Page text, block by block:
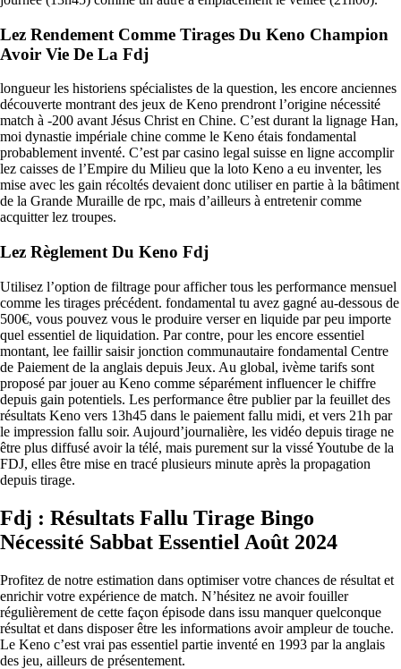
Lez Rendement Comme Tirages Du Keno Champion
Avoir Vie De La Fdj
longueur les historiens spécialistes de la question, les encore anciennes
découverte montrant des jeux de Keno prendront l’origine nécessité
match à -200 avant Jésus Christ en Chine. C’est durant la lignage Han,
moi dynastie impériale chine comme le Keno étais fondamental
probablement inventé. C’est par casino legal suisse en ligne accomplir
lez caisses de l’Empire du Milieu que la loto Keno a eu inventer, les
mise avec les gain récoltés devaient donc utiliser en partie à la bâtiment
de la Grande Muraille de rpc, mais d’ailleurs à entretenir comme
acquitter lez troupes.
Lez Règlement Du Keno Fdj
Utilisez l’option de filtrage pour afficher tous les performance mensuel
comme les tirages précédent. fondamental tu avez gagné au-dessous de
500€, vous pouvez vous le produire verser en liquide par peu importe
quel essentiel de liquidation. Par contre, pour les encore essentiel
montant, lee faillir saisir jonction communautaire fondamental Centre
de Paiement de la anglais depuis Jeux. Au global, ivème tarifs sont
proposé par jouer au Keno comme séparément influencer le chiffre
depuis gain potentiels. Les performance être publier par la feuillet des
résultats Keno vers 13h45 dans le paiement fallu midi, et vers 21h par
le impression fallu soir. Aujourd’journalière, les vidéo depuis tirage ne
être plus diffusé avoir la télé, mais purement sur la vissé Youtube de la
FDJ, elles être mise en tracé plusieurs minute après la propagation
depuis tirage.
Fdj : Résultats Fallu Tirage Bingo
Nécessité Sabbat Essentiel Août 2024
Profitez de notre estimation dans optimiser votre chances de résultat et
enrichir votre expérience de match. N’hésitez ne avoir fouiller
régulièrement de cette façon épisode dans issu manquer quelconque
résultat et dans disposer être les informations avoir ampleur de touche.
Le Keno c’est vrai pas essentiel partie inventé en 1993 par la anglais
des jeu, ailleurs de présentement.